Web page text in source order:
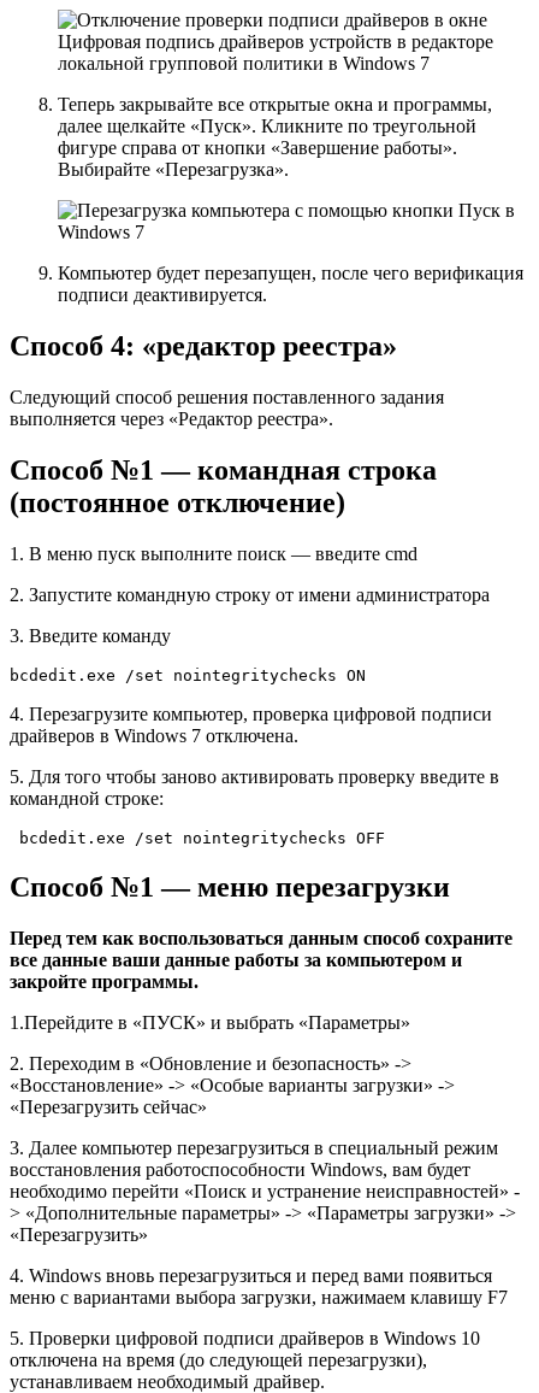
Теперь закрывайте все открытые окна и программы,
далее щелкайте «Пуск». Кликните по треугольной
фигуре справа от кнопки «Завершение работы».
Выбирайте «Перезагрузка».
Компьютер будет перезапущен, после чего верификация
подписи деактивируется.
Способ 4: «редактор реестра»
Следующий способ решения поставленного задания
выполняется через «Редактор реестра».
Способ №1 — командная строка
(постоянное отключение)
1. В меню пуск выполните поиск — введите cmd
2. Запустите командную строку от имени администратора
3. Введите команду
bcdedit.exe /set nointegritychecks ON
4. Перезагрузите компьютер, проверка цифровой подписи
драйверов в Windows 7 отключена.
5. Для того чтобы заново активировать проверку введите в
командной строке:
bcdedit.exe /set nointegritychecks OFF
Способ №1 — меню перезагрузки
Перед тем как воспользоваться данным способ сохраните
все данные ваши данные работы за компьютером и
закройте программы.
1.Перейдите в «ПУСК» и выбрать «Параметры»
2. Переходим в «Обновление и безопасность» ->
«Восстановление» -> «Особые варианты загрузки» ->
«Перезагрузить сейчас»
3. Далее компьютер перезагрузиться в специальный режим
восстановления работоспособности Windows, вам будет
необходимо перейти «Поиск и устранение неисправностей» -
> «Дополнительные параметры» -> «Параметры загрузки» ->
«Перезагрузить»
4. Windows вновь перезагрузиться и перед вами появиться
меню с вариантами выбора загрузки, нажимаем клавишу F7
5. Проверки цифровой подписи драйверов в Windows 10
отключена на время (до следующей перезагрузки),
устанавливаем необходимый драйвер.